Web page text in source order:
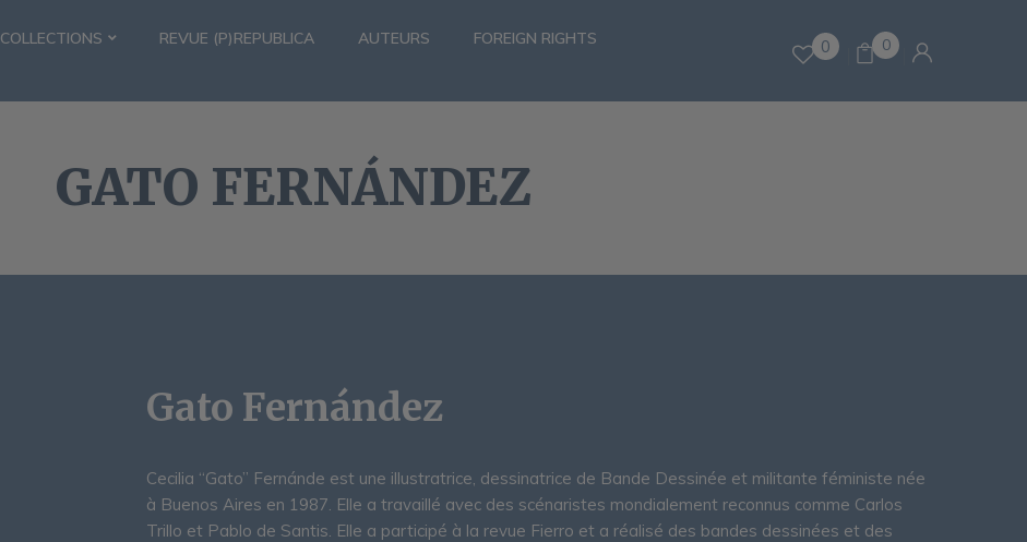
COLLECTIONS REVUE (P)REPUBLICA AUTEURS
FOREIGN RIGHTS
0 0
GATO FERNÁNDEZ
Gato Fernández
Cecilia “Gato” Fernánde est une illustratrice, dessinatrice de Bande Dessinée et militante féministe née
à Buenos Aires en 1987. Elle a travaillé avec des scénaristes mondialement reconnus comme Carlos
Trillo et Pablo de Santis. Elle a participé à la revue Fierro et a réalisé des bandes dessinées et des